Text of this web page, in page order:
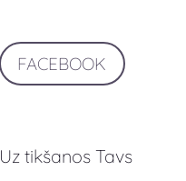
FACEBOOK
Uz tikšanos Tavs